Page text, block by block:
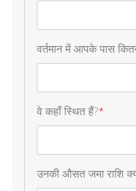
वर्तमान में आपके पास
वे कहाँ स्थित हैं?*
उनकी औसत जमा राशि